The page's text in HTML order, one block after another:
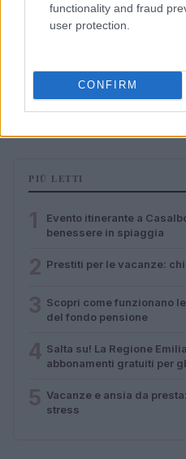
functionality and fraud
user protection.
CONFIRM
Scopri come funzionano le
del fondo pensione
Beatrice Beretta · 6 Ago 2026
PIÙ LETTI
Evento itinerante a
benessere in spiaggia
Prestiti per le vacanze:
Scopri come funzionano
del fondo pensione
Salta su! La Regione
abbonamenti gratuiti per
Vacanze e ansia da
stress